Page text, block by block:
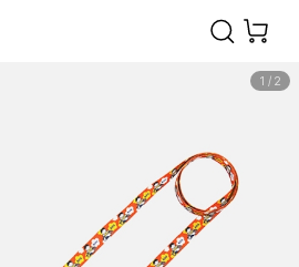
1 / 2